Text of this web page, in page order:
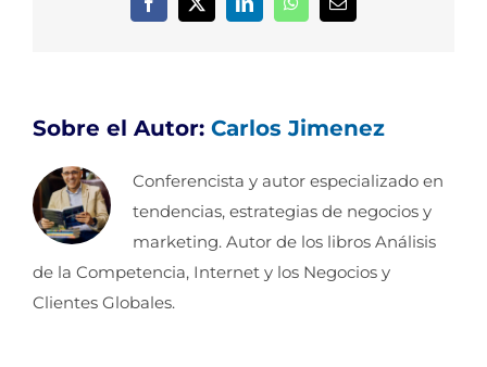
Facebook
X LinkedInWhatsAppCorreo
Sobre el Autor: Carlos Jimenez
Conferencista y autor especializado en
tendencias, estrategias de negocios y
marketing. Autor de los libros Análisis
de la Competencia, Internet y los Negocios y
Clientes Globales.